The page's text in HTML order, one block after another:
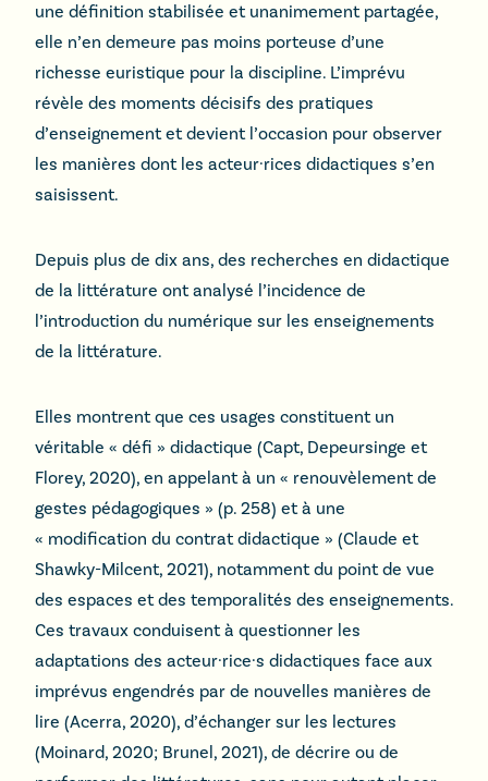
une définition stabilisée et unanimement partagée,
elle n’en demeure pas moins porteuse d’une
richesse euristique pour la discipline. L’imprévu
révèle des moments décisifs des pratiques
d’enseignement et devient l’occasion pour observer
les manières dont les acteur·rices didactiques s’en
saisissent.
Depuis plus de dix ans, des recherches en didactique
de la littérature ont analysé l’incidence de
l’introduction du numérique sur les enseignements
de la littérature.
Elles montrent que ces usages constituent un
véritable « défi » didactique (Capt, Depeursinge et
Florey, 2020), en appelant à un « renouvèlement de
gestes pédagogiques » (p. 258) et à une
« modification du contrat didactique » (Claude et
Shawky-Milcent, 2021), notamment du point de vue
des espaces et des temporalités des enseignements.
Ces travaux conduisent à questionner les
adaptations des acteur·rice·s didactiques face aux
imprévus engendrés par de nouvelles manières de
lire (Acerra, 2020), d’échanger sur les lectures
(Moinard, 2020; Brunel, 2021), de décrire ou de